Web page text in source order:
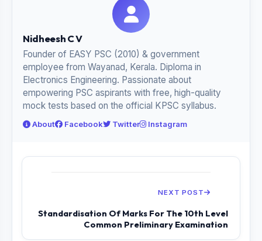
Nidheesh C V
Founder of EASY PSC (2010) & government
employee from Wayanad, Kerala. Diploma in
Electronics Engineering. Passionate about
empowering PSC aspirants with free, high-quality
mock tests based on the official KPSC syllabus.
About Facebook Twitter Instagram
NEXT POST
Standardisation Of Marks For The 10th Level
Common Preliminary Examination